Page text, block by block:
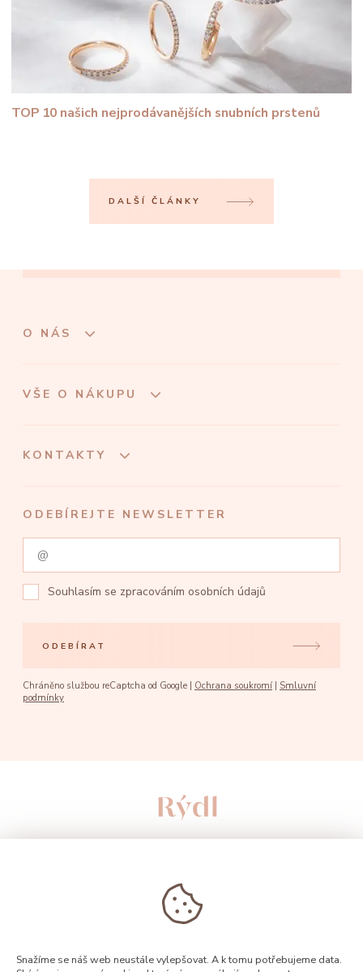
TOP 10 našich nejprodávanějších snubních prstenů
DALŠÍ ČLÁNKY
O NÁS
VŠE O NÁKUPU
KONTAKTY
ODEBÍREJTE NEWSLETTER
Souhlasím se zpracováním osobních údajů
ODEBÍRAT
Chráněno službou reCaptcha od Google | Ochrana soukromí
Smluvní
podmínky
Snažíme se náš web neustále vylepšovat. A k tomu potřebujeme data.